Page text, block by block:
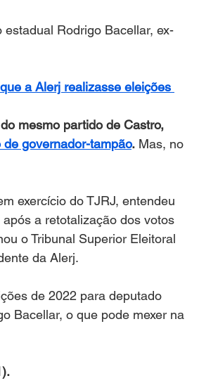
Rodrigo Bacellar, ex-
a Alerj realizasse eleições
mesmo partido de Castro,
governador-tampão. Mas, no
exercício do TJRJ, entendeu
a retotalização dos votos
o Tribunal Superior Eleitoral
da Alerj.
de 2022 para deputado
Bacellar, o que pode mexer na